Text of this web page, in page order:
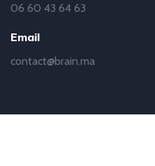
06 60 43 64 63
Email
contact@brain.ma